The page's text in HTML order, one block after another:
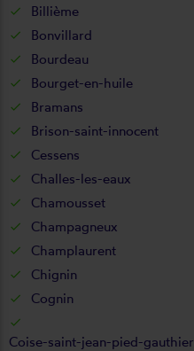
Billième
Bonvillard
Bourdeau
Bourget-en-huile
Bramans
Brison-saint-innocent
Cessens
Challes-les-eaux
Chamousset
Champagneux
Champlaurent
Chignin
Cognin
Coise-saint-jean-pied-gauthier